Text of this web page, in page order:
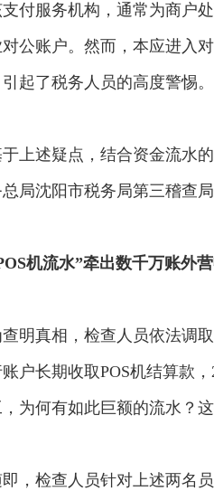
付服务机构，通常为商户
对公账户。然而，本应进入
起了税务人员的高度警惕。
上述疑点，结合资金流水
局沈阳市税务局第三稽查
机流水”牵出数千万账外
查明真相，检查人员依法调
账户长期收取POS机结算款
为何有如此巨额的流水？
即，检查人员针对上述两名